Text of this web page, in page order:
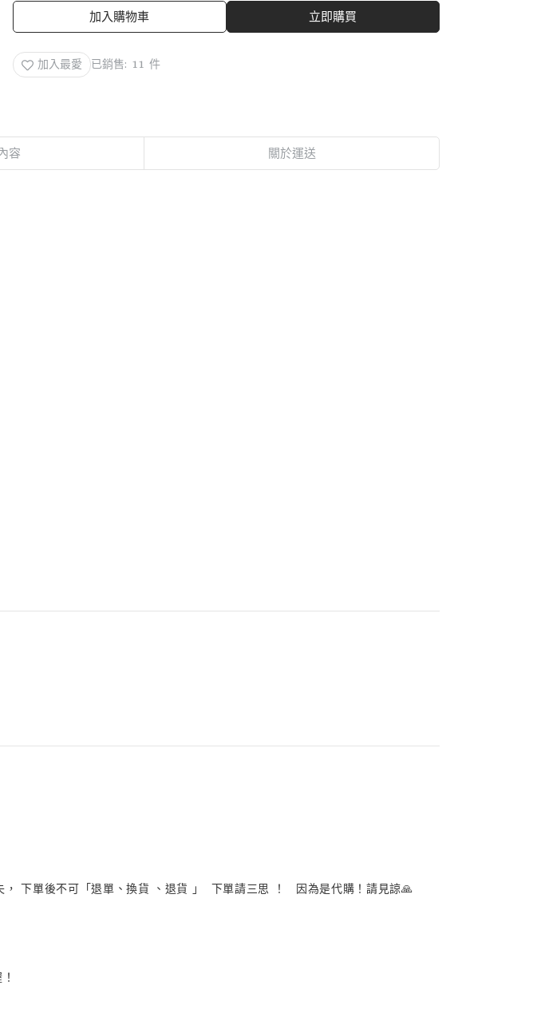
加入購物車 立即購買
加入最愛 已銷售: 11 件
容 關於運送
， 下單後不可「退單、換貨 、退貨 」 下單請三思 ！ 因為是代購！請見諒🙏